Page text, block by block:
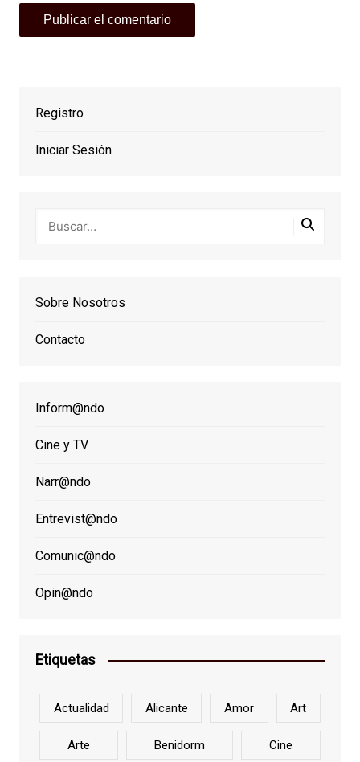
Registro
Iniciar Sesión
Sobre Nosotros
Contacto
Inform@ndo
Cine y TV
Narr@ndo
Entrevist@ndo
Comunic@ndo
Opin@ndo
Etiquetas
Actualidad Alicante Amor Art
Arte Benidorm Cine